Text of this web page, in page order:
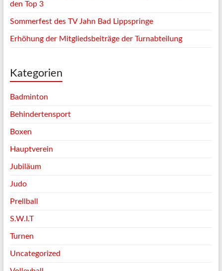
den Top 3
Sommerfest des TV Jahn Bad Lippspringe
Erhöhung der Mitgliedsbeiträge der Turnabteilung
Kategorien
Badminton
Behindertensport
Boxen
Hauptverein
Jubiläum
Judo
Prellball
S.W.I.T
Turnen
Uncategorized